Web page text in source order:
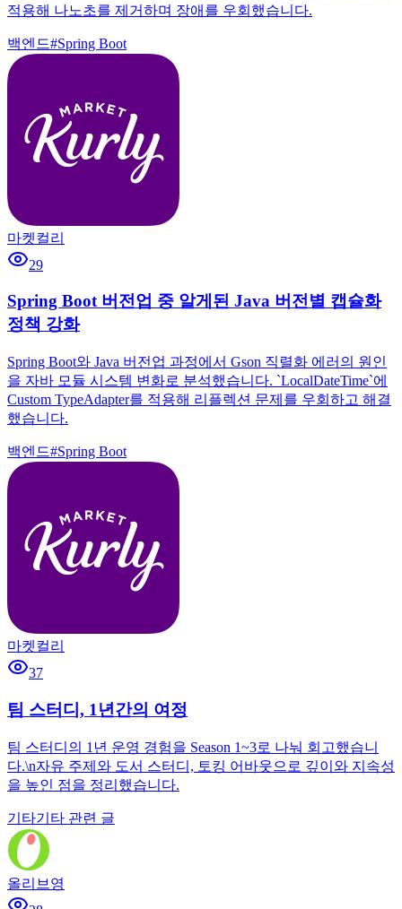
적용해 나노초를 제거하며 장애를 우회했습니다.
백엔드#Spring Boot
마켓컬리
29
Spring Boot 버전업 중 알게된 Java 버전별 캡슐화
정책 강화
Spring Boot와 Java 버전업 과정에서 Gson 직렬화 에러의 원인
을 자바 모듈 시스템 변화로 분석했습니다. `LocalDateTime`에
Custom TypeAdapter를 적용해 리플렉션 문제를 우회하고 해결
했습니다.
백엔드#Spring Boot
마켓컬리
37
팀 스터디, 1년간의 여정
팀 스터디의 1년 운영 경험을 Season 1~3로 나눠 회고했습니
다.\n자유 주제와 도서 스터디, 토킹 어바웃으로 깊이와 지속성
을 높인 점을 정리했습니다.
기타기타 관련 글
올리브영